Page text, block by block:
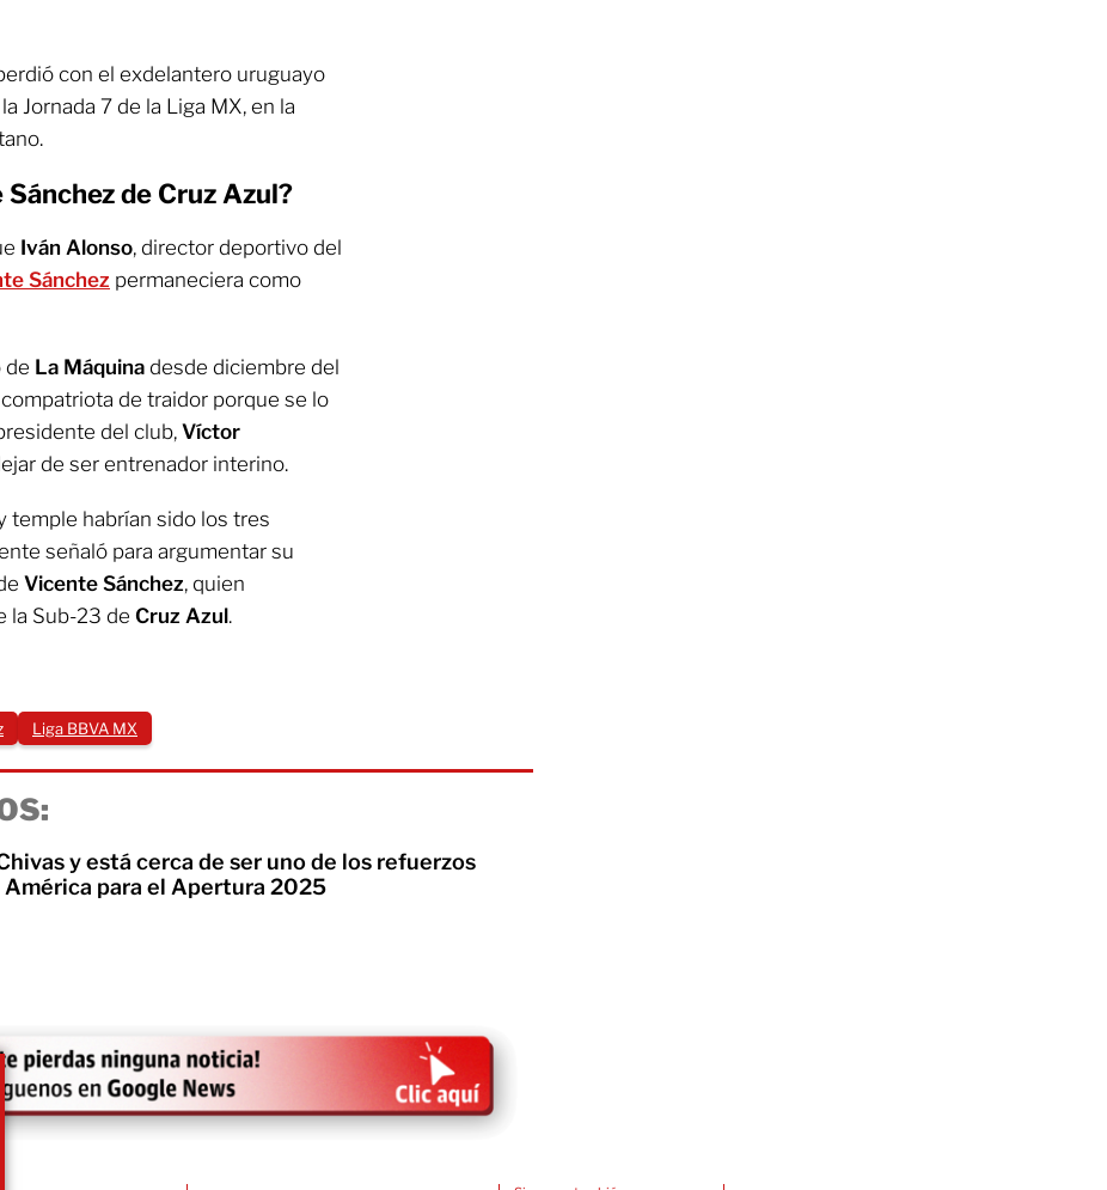
con el exdelantero uruguayo
Jornada 7 de la Liga MX, en la
de Cruz Azul?
Iván Alonso, director deportivo del
Sánchez permaneciera como
de La Máquina desde diciembre del
de traidor porque se lo
del club, Víctor
de ser entrenador interino.
temple habrían sido los tres
señaló para argumentar su
Vicente Sánchez, quien
la Sub-23 de Cruz Azul.
Liga BBVA MX
y está cerca de ser uno de los refuerzos
América para el Apertura 2025